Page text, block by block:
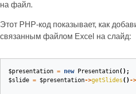
на файл.
Этот PHP‑код показывает, как
связанным файлом Excel на слайд:
$presentation = new Presentation();
$slide = $presentation->getSlides () ->